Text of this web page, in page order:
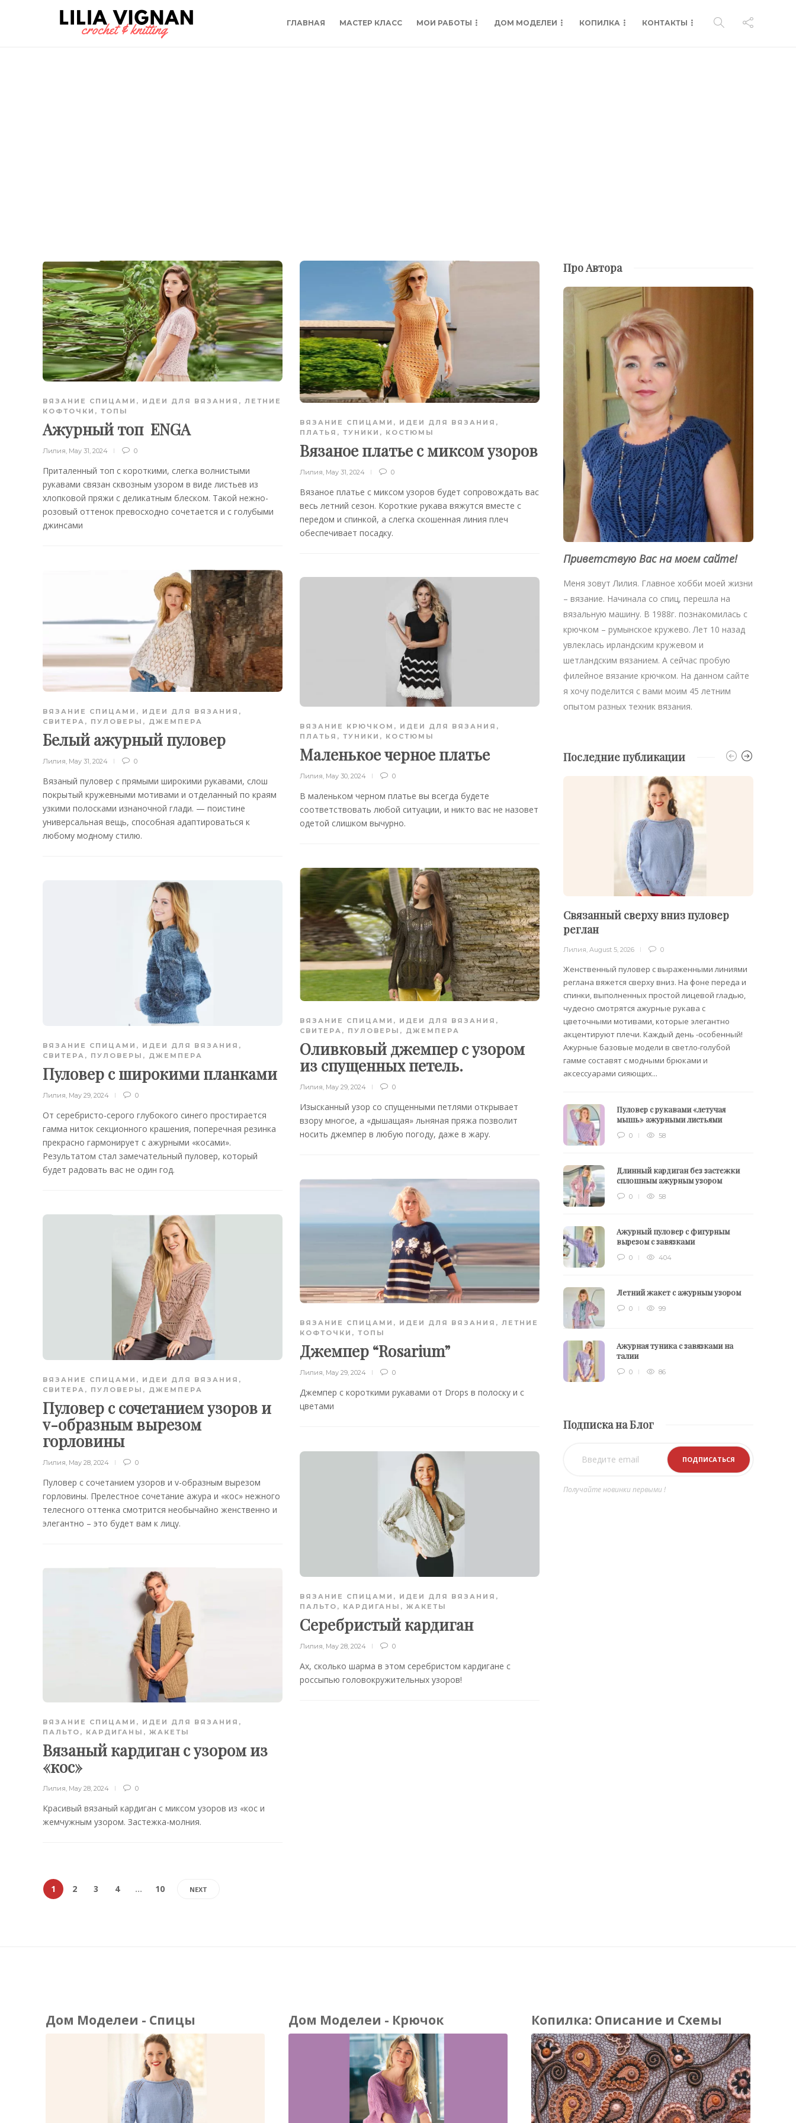
ГЛАВНАЯ МАСТЕР КЛАСС МОИ РАБОТЫ ДОМ МОДЕЛЕИ КОПИЛКА КОНТАКТЫ
ВЯЗАНИЕ СПИЦАМИ , ИДЕИ ДЛЯ ВЯЗАНИЯ , ЛЕТНИЕ
КОФТОЧКИ, ТОПЫ
Ажурный топ ENGA
Лилия, May 31, 2024 0
Приталенный топ с короткими, слегка волнистыми
рукавами связан сквозным узором в виде листьев из
хлопковой пряжи с деликатным блеском. Такой нежно-
розовый оттенок превосходно сочетается и с голубыми
джинсами
ВЯЗАНИЕ СПИЦАМИ , ИДЕИ ДЛЯ ВЯЗАНИЯ ,
ПЛАТЬЯ, ТУНИКИ, КОСТЮМЫ
Вязаное платье с миксом узоров
Лилия, May 31, 2024 0
Вязаное платье с миксом узоров будет сопровождать вас
весь летний сезон. Короткие рукава вяжутся вместе с
передом и спинкой, а слегка скошенная линия плеч
обеспечивает посадку.
ВЯЗАНИЕ СПИЦАМИ , ИДЕИ ДЛЯ ВЯЗАНИЯ ,
СВИТЕРА, ПУЛОВЕРЫ, ДЖЕМПЕРА
Белый ажурный пуловер
Лилия, May 31, 2024 0
Вязаный пуловер с прямыми широкими рукавами, слош
покрытый кружевными мотивами и отделанный по краям
узкими полосками изнаночной глади. — поистине
универсальная вещь, способная адаптироваться к
любому модному стилю.
ВЯЗАНИЕ КРЮЧКОМ , ИДЕИ ДЛЯ ВЯЗАНИЯ ,
ПЛАТЬЯ, ТУНИКИ, КОСТЮМЫ
Маленькое черное платье
Лилия May 30, 2024 0
В маленьком черном платье вы всегда будете
соответствовать любой ситуации, и никто вас не назовет
одетой слишком вычурно.
ВЯЗАНИЕ СПИЦАМИ , ИДЕИ ДЛЯ ВЯЗАНИЯ ,
СВИТЕРА, ПУЛОВЕРЫ, ДЖЕМПЕРА
Оливковый джемпер с узором
из спущенных петель.
Лилия, May 29, 2024 0
Изысканный узор со спущенными петлями открывает
взору многое, а «дышащая» льняная пряжа позволит
носить джемпер в любую погоду, даже в жару.
ВЯЗАНИЕ СПИЦАМИ , ИДЕИ ДЛЯ ВЯЗАНИЯ ,
СВИТЕРА, ПУЛОВЕРЫ, ДЖЕМПЕРА
Пуловер с широкими планками
Лилия, May 29, 2024 0
От серебристо-серого глубокого синего простирается
гамма ниток секционного крашения, поперечная резинка
прекрасно гармонирует с ажурными «косами».
Результатом стал замечательный пуловер, который
будет радовать вас не один год.
ВЯЗАНИЕ СПИЦАМИ , ИДЕИ ДЛЯ ВЯЗАНИЯ , ЛЕТНИЕ
КОФТОЧКИ, ТОПЫ
Джемпер “Rosarium”
Лилия, May 29, 2024 0
Джемпер с короткими рукавами от Drops в полоску и с
цветами
ВЯЗАНИЕ СПИЦАМИ , ИДЕИ ДЛЯ ВЯЗАНИЯ ,
СВИТЕРА, ПУЛОВЕРЫ, ДЖЕМПЕРА
Пуловер с сочетанием узоров и
v-образным вырезом
горловины
Лилия May 28, 2024 0
Пуловер с сочетанием узоров и v-образным вырезом
горловины. Прелестное сочетание ажура и «кос» нежного
телесного оттенка смотрится необычайно женственно и
элегантно – это будет вам к лицу.
ВЯЗАНИЕ СПИЦАМИ , ИДЕИ ДЛЯ ВЯЗАНИЯ ,
ПАЛЬТО, КАРДИГАНЫ, ЖАКЕТЫ
Серебристый кардиган
Лилия May 28, 2024 0
Ах, сколько шарма в этом серебристом кардигане с
россыпью головокружительных узоров!
ВЯЗАНИЕ СПИЦАМИ , ИДЕИ ДЛЯ ВЯЗАНИЯ ,
ПАЛЬТО, КАРДИГАНЫ, ЖАКЕТЫ
Вязаный кардиган с узором из
«кос»
Лилия, May 28, 2024 0
Красивый вязаный кардиган с миксом узоров из «кос и
жемчужным узором. Застежка-молния.
1 2 3 4 … 10 NEXT
Про Автора
Приветствую Вас на моем сайте!
Меня зовут Лилия. Главное хобби моей жизни
– вязание. Начинала со спиц, перешла на
вязальную машину. В 1988г. познакомилась с
крючком – румынское кружево. Лет 10 назад
увлеклась ирландским кружевом и
шетландским вязанием. А сейчас пробую
филейное вязание крючком. На данном сайте
я хочу поделится с вами моим 45 летним
опытом разных техник вязания.
Последние публикации
Связанный сверху вниз пуловер
реглан
Лилия ,August 5, 2026 0
Женственный пуловер с выраженными линиями
реглана вяжется сверху вниз. На фоне переда и
спинки, выполненных простой лицевой гладью,
чудесно смотрятся ажурные рукава с
цветочными мотивами, которые элегантно
акцентируют плечи. Каждый день -особенный!
Ажурные базовые модели в светло-голубой
гамме составят с модными брюками и
аксессуарами сияющих...
Пуловер с рукавами «летучая
мышь» ажурными листьями
0 58
Длинный кардиган без застежки
сплошным ажурным узором
0 58
Ажурный пуловер с фигурным
вырезом с завязками
0 404
Летний жакет с ажурным узором
0 99
Ажурная туника с завязками на
талии
0 86
Подписка на Блог
Получайте новинки первыми !
Дом Моделеи - Спицы Дом Моделеи - Крючок Копилка: Описание и Схемы